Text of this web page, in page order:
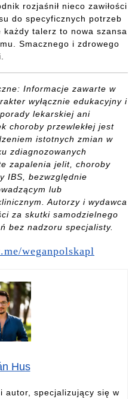
rozjaśnił nieco zawiłości
do specyficznych potrzeb
talerz to nowa szansa
Smacznego i zdrowego
Informacje zawarte w
wyłącznie edukacyjny i
lekarskiej ani
choroby przewlekłej jest
istotnych zmian w
zdiagnozowanych
zapalenia jelit, choroby
IBS, bezwzględnie
lub
Autorzy i wydawca
za skutki samodzielnego
bez nadzoru specjalisty.
weganpolskapl
Hus
autor, specjalizujący się w